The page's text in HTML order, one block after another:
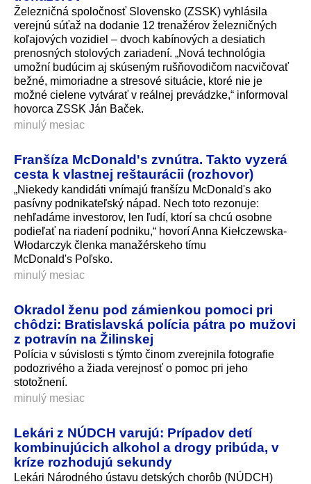
Železničná spoločnosť Slovensko (ZSSK) vyhlásila
verejnú súťaž na dodanie 12 trenažérov železničných
koľajových vozidiel – dvoch kabínových a desiatich
prenosných stolových zariadení. „Nová technológia
umožní budúcim aj skúseným rušňovodičom nacvičovať
bežné, mimoriadne a stresové situácie, ktoré nie je
možné cielene vytvárať v reálnej prevádzke,“ informoval
hovorca ZSSK Ján Baček.
minulý mesiac
Franšíza McDonald's zvnútra. Takto vyzerá
cesta k vlastnej reštaurácii (rozhovor)
„Niekedy kandidáti vnímajú franšízu McDonald's ako
pasívny podnikateľský nápad. Nech toto rezonuje:
nehľadáme investorov, len ľudí, ktorí sa chcú osobne
podieľať na riadení podniku,“ hovorí Anna Kiełczewska-
Włodarczyk členka manažérskeho tímu
McDonald's Poľsko.
minulý mesiac
Okradol ženu pod zámienkou pomoci pri
chôdzi: Bratislavská polícia pátra po mužovi
z potravín na Žilinskej
Polícia v súvislosti s týmto činom zverejnila fotografie
podozrivého a žiada verejnosť o pomoc pri jeho
stotožnení.
minulý mesiac
Lekári z NÚDCH varujú: Prípadov detí
kombinujúcich alkohol a drogy pribúda, v
kríze rozhodujú sekundy
Lekári Národného ústavu detských chorôb (NÚDCH)